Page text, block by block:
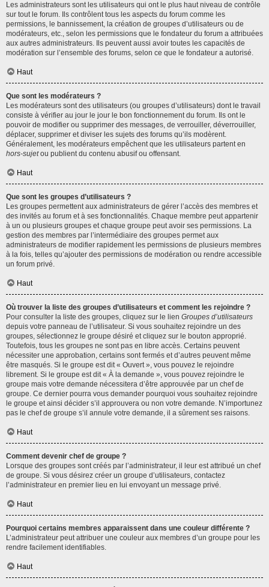
Les administrateurs sont les utilisateurs qui ont le plus haut niveau de contrôle
sur tout le forum. Ils contrôlent tous les aspects du forum comme les
permissions, le bannissement, la création de groupes d’utilisateurs ou de
modérateurs, etc., selon les permissions que le fondateur du forum a attribuées
aux autres administrateurs. Ils peuvent aussi avoir toutes les capacités de
modération sur l’ensemble des forums, selon ce que le fondateur a autorisé.
Haut
Que sont les modérateurs ?
Les modérateurs sont des utilisateurs (ou groupes d’utilisateurs) dont le travail
consiste à vérifier au jour le jour le bon fonctionnement du forum. Ils ont le
pouvoir de modifier ou supprimer des messages, de verrouiller, déverrouiller,
déplacer, supprimer et diviser les sujets des forums qu’ils modèrent.
Généralement, les modérateurs empêchent que les utilisateurs partent en
hors-sujetou publient du contenu abusif ou offensant.
Haut
Que sont les groupes d’utilisateurs ?
Les groupes permettent aux administrateurs de gérer l’accès des membres et
des invités au forum et à ses fonctionnalités. Chaque membre peut appartenir
à un ou plusieurs groupes et chaque groupe peut avoir ses permissions. La
gestion des membres par l’intermédiaire des groupes permet aux
administrateurs de modifier rapidement les permissions de plusieurs membres
à la fois, telles qu’ajouter des permissions de modération ou rendre accessible
un forum privé.
Haut
Où trouver la liste des groupes d’utilisateurs et comment les rejoindre ?
Pour consulter la liste des groupes, cliquez sur le lien Groupes d’utilisateurs
depuis votre panneau de l’utilisateur. Si vous souhaitez rejoindre un des
groupes, sélectionnez le groupe désiré et cliquez sur le bouton approprié.
Toutefois, tous les groupes ne sont pas en libre accès. Certains peuvent
nécessiter une approbation, certains sont fermés et d’autres peuvent même
être masqués. Si le groupe est dit « Ouvert », vous pouvez le rejoindre
librement. Si le groupe est dit « À la demande », vous pouvez rejoindre le
groupe mais votre demande nécessitera d’être approuvée par un chef de
groupe. Ce dernier pourra vous demander pourquoi vous souhaitez rejoindre
le groupe et ainsi décider s’il approuvera ou non votre demande. N’importunez
pas le chef de groupe s’il annule votre demande, il a sûrement ses raisons.
Haut
Comment devenir chef de groupe ?
Lorsque des groupes sont créés par l’administrateur, il leur est attribué un chef
de groupe. Si vous désirez créer un groupe d’utilisateurs, contactez
l’administrateur en premier lieu en lui envoyant un message privé.
Haut
Pourquoi certains membres apparaissent dans une couleur différente ?
L’administrateur peut attribuer une couleur aux membres d’un groupe pour les
rendre facilement identifiables.
Haut